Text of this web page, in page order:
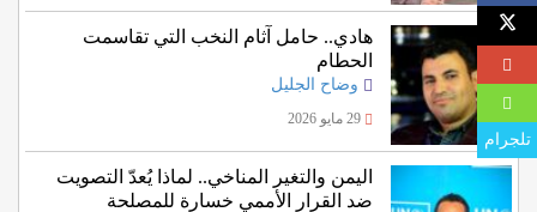
هادي.. حامل آثام النخب التي تقاسمت
الحطام
وضاح الجليل
29 مايو 2026
اليمن والتغير المناخي.. لماذا يُعدّ التصويت
ضد القرار الأممي خسارة للمصلحة
تلجرام